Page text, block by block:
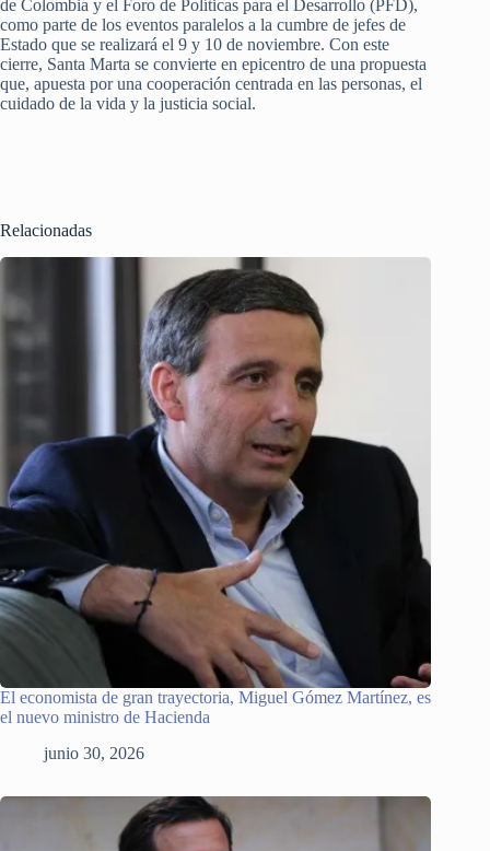
de Colombia y el Foro de Políticas para el Desarrollo (PFD),
como parte de los eventos paralelos a la cumbre de jefes de
Estado que se realizará el 9 y 10 de noviembre. Con este
cierre, Santa Marta se convierte en epicentro de una propuesta
que, apuesta por una cooperación centrada en las personas, el
cuidado de la vida y la justicia social.
Relacionadas
El economista de gran trayectoria, Miguel Gómez Martínez, es
el nuevo ministro de Hacienda
junio 30, 2026